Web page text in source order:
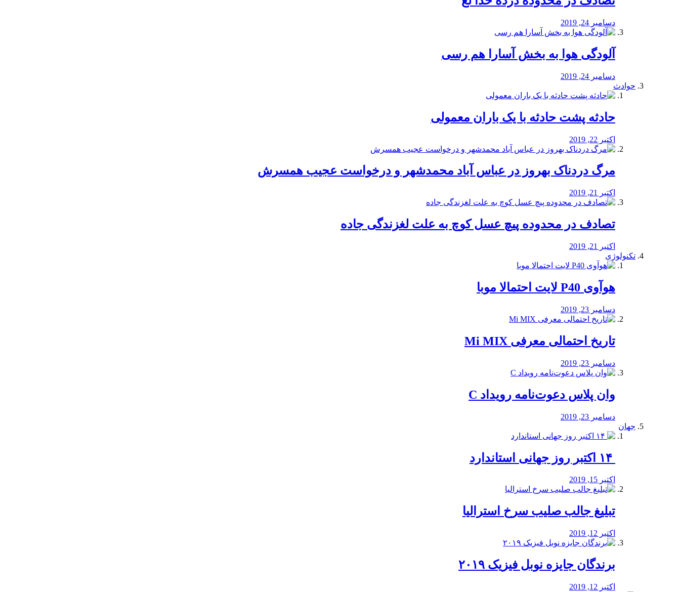
دسامبر 24, 2019
آلودگی هوا به بخش آسارا هم رسی
دسامبر 24, 2019
حوادث
️حادثه پشت حادثه با یک باران معمولی
اکتبر 22, 2019
مرگ دردناک بهروز در عباس آباد محمدشهر و درخواست عجیب همسرش
اکتبر 21, 2019
تصادف در محدوده پیچ عسل کوچ به علت لغزندگی جاده
اکتبر 21, 2019
تکنولوژی
هوآوی P40 لایت احتمالا موبا
دسامبر 23, 2019
تاریخ احتمالی معرفی Mi MIX
دسامبر 23, 2019
وان پلاس دعوت‌نامه رویداد C
دسامبر 23, 2019
جهان
اکتبر 15, 2019
تبلیغ جالب صلیب سرخ استرالیا
اکتبر 12, 2019
برندگان جایزه نوبل فیزیک ۲۰۱۹
اکتبر 12, 2019